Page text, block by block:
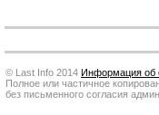
© Last Info 2014 Информация об
Полное или частичное
без письменного согласия